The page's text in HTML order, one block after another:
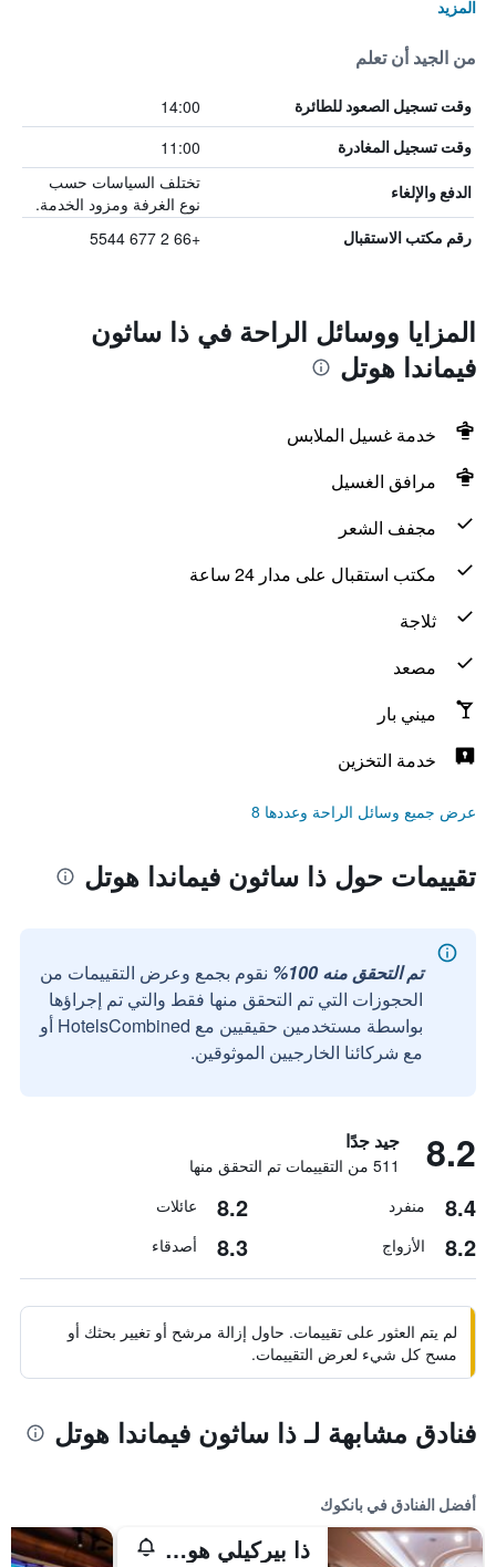
المزيد
من الجيد أن تعلم
وقت تسجيل الصعود للطائرة 14:00
وقت تسجيل المغادرة 11:00
الدفع والإلغاء
تختلف السياسات حسب
نوع الغرفة ومزود الخدمة.
رقم مكتب الاستقبال +66 2 677 5544
المزايا ووسائل الراحة في ذا ساثون
فيماندا هوتل
خدمة غسيل الملابس
مرافق الغسيل
مجفف الشعر
مكتب استقبال على مدار 24 ساعة
ثلاجة
مصعد
ميني بار
خدمة التخزين
عرض جميع وسائل الراحة وعددها 8
تقييمات حول ذا ساثون فيماندا هوتل
تم التحقق منه 100%
نقوم بجمع وعرض التقييمات من
الحجوزات التي تم التحقق منها فقط والتي تم إجراؤها
بواسطة مستخدمين حقيقيين مع HotelsCombined أو
مع شركائنا الخارجيين الموثوقين.
8.2 جيد جدًا
511 من التقييمات تم التحقق منها
8.4 منفرد 8.2 عائلات
8.2 الأزواج 8.3 أصدقاء
لم يتم العثور على تقييمات. حاول إزالة مرشح أو تغيير بحثك أو
مسح كل شيء لعرض التقييمات.
فنادق مشابهة لـ ذا ساثون فيماندا هوتل
أفضل الفنادق في بانكوك
ذا بيركيلي هوتل براتونام